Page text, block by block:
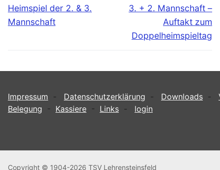
Vorheriger
Beitrag:
Heimspiel der 2. & 3.
Mannschaft
Nächster
3. + 2. Mannschaft –
Auftakt zum
Doppelheimspieltag
Impressum - Datenschutzerklärung - Downloads -
Belegung - Kassiere - Links - login
Copyright © 1904-2026 TSV Lehrensteinsfeld